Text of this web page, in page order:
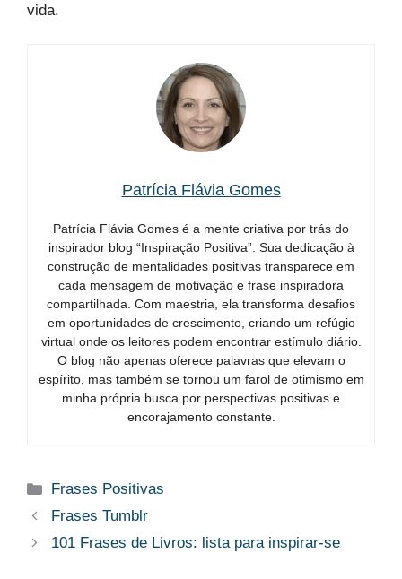
vida.
Patrícia Flávia Gomes
Patrícia Flávia Gomes é a mente criativa por trás do
inspirador blog “Inspiração Positiva”. Sua dedicação à
construção de mentalidades positivas transparece em
cada mensagem de motivação e frase inspiradora
compartilhada. Com maestria, ela transforma desafios
em oportunidades de crescimento, criando um refúgio
virtual onde os leitores podem encontrar estímulo diário.
O blog não apenas oferece palavras que elevam o
espírito, mas também se tornou um farol de otimismo em
minha própria busca por perspectivas positivas e
encorajamento constante.
Categorias
Frases Positivas
Frases Tumblr​
101 Frases de Livros: lista para inspirar-se